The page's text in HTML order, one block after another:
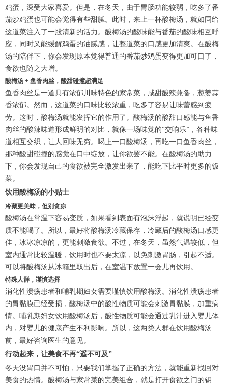
鸡蛋，深受大家喜爱。但是，在冬天，由于胃肠功能较弱，吃多了番
茄炒鸡蛋也可能会觉得有些甜腻。此时，来上一杯酸梅汤，就如同给
这道菜注入了一股清新的活力。酸梅汤的酸味能与番茄的酸味相互呼
应，同时又能缓解鸡蛋的油腻感，让整道菜的口感更加清爽。在酸梅
汤的陪伴下，你会发现原本觉得普通的番茄炒鸡蛋变得更加可口了，
食欲也随之大增。
酸梅汤 + 鱼香肉丝，酸甜碰撞超满足
鱼香肉丝是一道具有浓郁川味特色的家常菜，咸甜酸辣兼备，葱姜蒜
香浓郁。然而，这道菜的口味比较浓重，吃多了容易让味蕾感到疲
劳。这时，酸梅汤就能发挥它的作用了。酸梅汤的酸甜口感能与鱼香
肉丝的酸辣味道形成鲜明的对比，就像一场味觉的“交响乐”，各种味
道相互交织，让人回味无穷。喝上一口酸梅汤，再吃一口鱼香肉丝，
那种酸甜碰撞的感觉在口中绽放，让你欲罢不能。在酸梅汤的助力
下，你会发现自己的食欲被完全激发出来了，能吃下比平时更多的饭
菜。
饮用酸梅汤的小贴士
冷藏更美味，但别贪凉
酸梅汤在常温下容易变质，如果看到表面有泡沫浮起，就说明已经变
质不能喝了。所以，最好将酸梅汤冷藏保存，冷藏后的酸梅汤口感更
佳，冰冰凉凉的，更能刺激食欲。不过，在冬天，虽然气温较低，但
室内通常比较温暖，饮用时也不要太凉，以免刺激胃肠，引起不适。
可以将酸梅汤从冰箱里取出后，在室温下放置一会儿再饮用。
特殊人群，谨慎选择
消化性溃疡患者和哺乳期妇女需要谨慎饮用酸梅汤。消化性溃疡患者
的胃黏膜已经受损，酸梅汤中的酸性物质可能会刺激胃黏膜，加重病
情。哺乳期妇女饮用酸梅汤后，酸性物质可能会通过乳汁进入婴儿体
内，对婴儿的健康产生不利影响。所以，这两类人群在饮用酸梅汤
前，最好咨询医生的意见。
行动起来，让美食不再“遥不可及”
冬天没胃口并不可怕，只要我们掌握了正确的方法，就能重新找回对
美食的热情。酸梅汤与家常菜的完美组合，就是打开食欲之门的钥